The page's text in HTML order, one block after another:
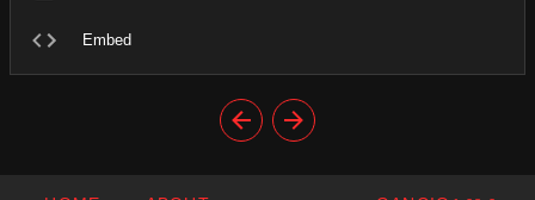
Embed